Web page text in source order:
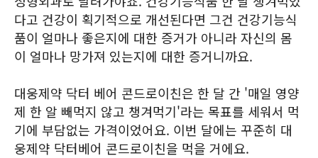
다고 건강이 획기적으로 개선된다면 그건 건강기능식
품이 얼마나 좋은지에 대한 증거가 아니라 자신의 몸
이 얼마나 망가져 있는지에 대한 증거니까요.
대웅제약 닥터 베어 콘드로이친은 한 달 간 '매일 영양
제 한 알 빼먹지 않고 챙겨먹기'라는 목표를 세워서 먹
기에 부담없는 가격이었어요. 이번 달에는 꾸준히 대
웅제약 닥터베어 콘드로이친을 먹을 거에요.